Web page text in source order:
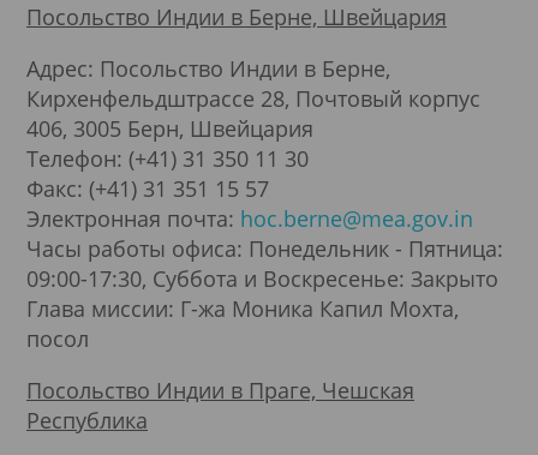
Посольство Индии в Берне, Швейцария
Адрес: Посольство Индии в Берне,
Кирхенфельдштрассе 28, Почтовый корпус
406, 3005 Берн, Швейцария
Телефон: (+41) 31 350 11 30
Факс: (+41) 31 351 15 57
Электронная почта: hoc.berne@mea.gov.in
Часы работы офиса: Понедельник - Пятница:
09:00-17:30, Суббота и Воскресенье: Закрыто
Глава миссии: Г-жа Моника Капил Мохта,
посол
Посольство Индии в Праге, Чешская
Республика